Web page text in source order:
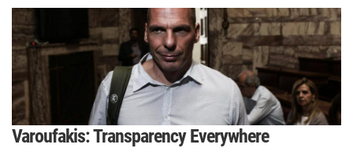
Varoufakis: Transparency Everywhere